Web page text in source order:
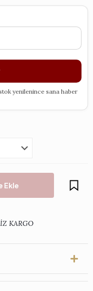
yenilenince sana haber
Ekle
KARGO